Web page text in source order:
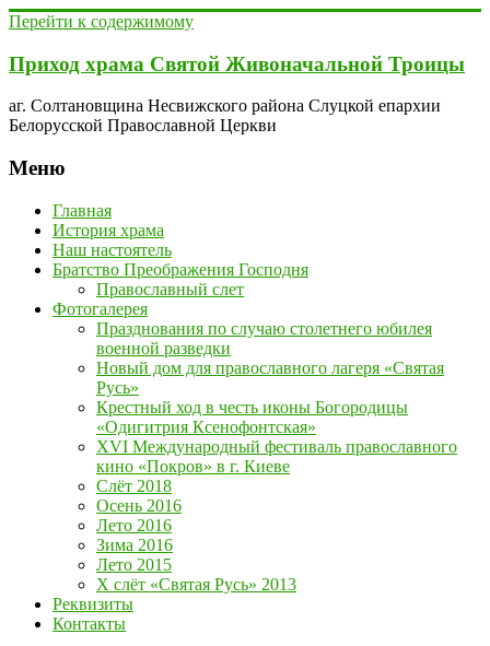
Перейти к содержимому
Приход храма Святой Живоначальной Троицы
аг. Солтановщина Несвижского района Слуцкой епархии
Белорусской Православной Церкви
Меню
Главная
История храма
Наш настоятель
Братство Преображения Господня
Православный слет
Фотогалерея
Празднования по случаю столетнего юбилея
военной разведки
Новый дом для православного лагеря «Святая
Русь»
Крестный ход в честь иконы Богородицы
«Одигитрия Ксенофонтская»
XVI Международный фестиваль православного
кино «Покров» в г. Киеве
Слёт 2018
Осень 2016
Лето 2016
Зима 2016
Лето 2015
Х слёт «Святая Русь» 2013
Реквизиты
Контакты